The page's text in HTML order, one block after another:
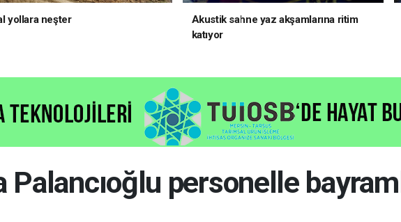
yollara neşter
Akustik sahne yaz akşamlarına ritim
katıyor
Palancıoğlu personelle